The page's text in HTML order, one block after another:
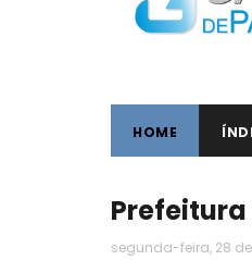
HOME
segunda-feira, 28